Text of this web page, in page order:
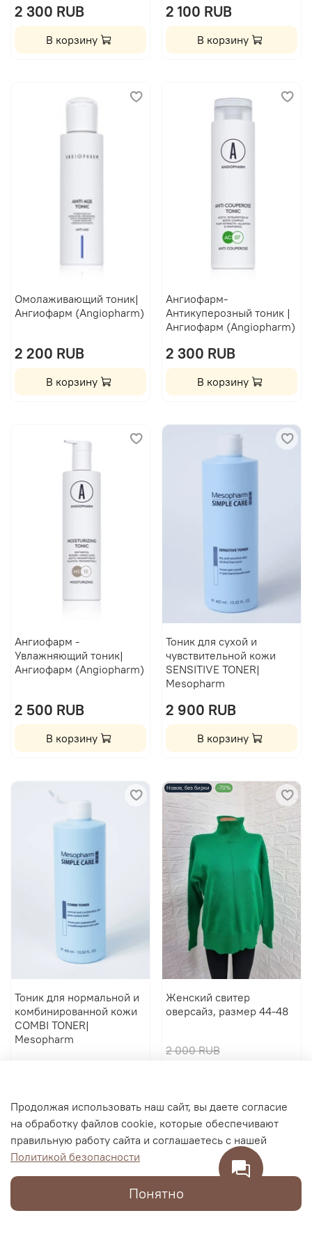
2 300 RUB
В корзину
2 100 RUB
В корзину
Омолаживающий тоник|
Ангиофарм (Angiopharm)
2 200 RUB
В корзину
Ангиофарм-
Антикуперозный тоник |
Ангиофарм (Angiopharm)
2 300 RUB
В корзину
Ангиофарм -
Увлажняющий тоник|
Ангиофарм (Angiopharm)
2 500 RUB
В корзину
Тоник для сухой и
чувствительной кожи
SENSITIVE TONER|
Mesopharm
2 900 RUB
В корзину
Тоник для нормальной и
комбинированной кожи
COMBI TONER|
Mesopharm
Новое, без бирки -70%
Женский свитер
оверсайз, размер 44-48
2 000 RUB
Продолжая использовать наш сайт, вы даете согласие
на обработку файлов cookie, которые обеспечивают
правильную работу сайта и соглашаетесь с нашей
Политикой безопасности
Понятно